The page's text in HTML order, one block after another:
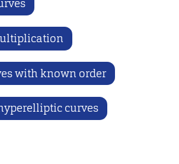
with known order
curves